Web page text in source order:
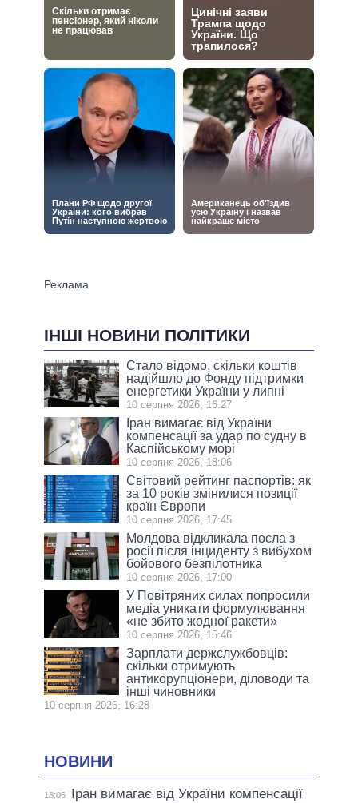
ІНШІ НОВИНИ ПОЛІТИКИ
Стало відомо, скільки коштів
надійшло до Фонду підтримки
енергетики України у липні
10 серпня 2026, 16:27
Іран вимагає від України
компенсації за удар по судну в
Каспійському морі
10 серпня 2026, 18:06
Світовий рейтинг паспортів: як
за 10 років змінилися позиції
країн Європи
10 серпня 2026, 17:45
Молдова відкликала посла з
росії після інциденту з вибухом
бойового безпілотника
10 серпня 2026, 17:00
У Повітряних силах попросили
медіа уникати формулювання
«не збито жодної ракети»
10 серпня 2026, 15:46
Зарплати держслужбовців:
скільки отримують
антикорупціонери, діловоди та
інші чиновники
10 серпня 2026, 16:28
НОВИНИ
18:06
Іран вимагає від України компенсації